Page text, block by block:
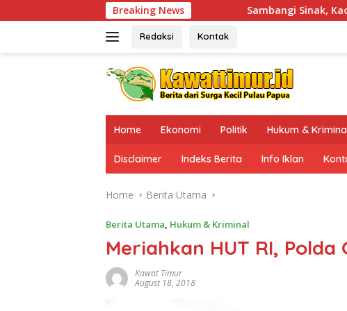
to
Breaking News
Sambangi Sinak, Kaops Damai Cartenz-2026
Redaksi Kontak
Home Ekonomi Politik Hukum &
Disclaimer Indeks Berita Info Iklan
Home Berita Utama
Berita Utama, Hukum & Kriminal
Meriahkan HUT RI,
Kawat Timur
August 18, 2018